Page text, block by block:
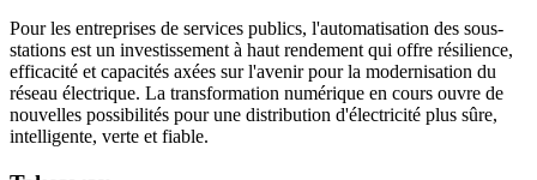
Pour les entreprises de services publics, l'automatisation des sous-
stations est un investissement à haut rendement qui offre résilience,
efficacité et capacités axées sur l'avenir pour la modernisation du
réseau électrique. La transformation numérique en cours ouvre de
nouvelles possibilités pour une distribution d'électricité plus sûre,
intelligente, verte et fiable.